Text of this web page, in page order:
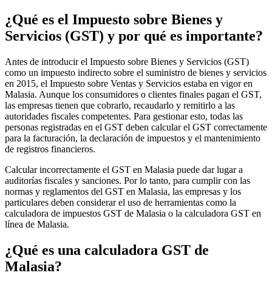
Información fiscal
Guías
Guías fiscales por país
¿Qué es el Impuesto sobre Bienes y
Servicios (GST) y por qué es importante?
Antes de introducir el Impuesto sobre Bienes y Servicios (GST)
como un impuesto indirecto sobre el suministro de bienes y servicios
en 2015, el Impuesto sobre Ventas y Servicios estaba en vigor en
Malasia. Aunque los consumidores o clientes finales pagan el GST,
las empresas tienen que cobrarlo, recaudarlo y remitirlo a las
autoridades fiscales competentes. Para gestionar esto, todas las
personas registradas en el GST deben calcular el GST correctamente
para la facturación, la declaración de impuestos y el mantenimiento
de registros financieros.
Calcular incorrectamente el GST en Malasia puede dar lugar a
auditorías fiscales y sanciones. Por lo tanto, para cumplir con las
normas y reglamentos del GST en Malasia, las empresas y los
particulares deben considerar el uso de herramientas como la
calculadora de impuestos GST de Malasia o la calculadora GST en
línea de Malasia.
¿Qué es una calculadora GST de
Malasia?